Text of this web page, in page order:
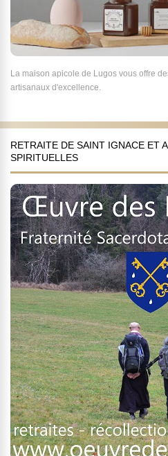
La maison apicole de Lugos vous offre
artisanaux d'excellence.
RETRAITE DE SAINT IGNACE ET
SPIRITUELLES